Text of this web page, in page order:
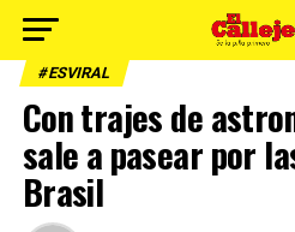
#ESVIRAL
Con trajes de
sale a pasear por
Brasil